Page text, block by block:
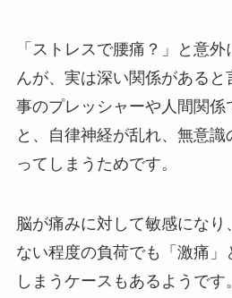
「ストレスで腰痛？」と意
んが、実は深い関係がある
事のプレッシャーや人間関係
と、自律神経が乱れ、無意識
ってしまうためです。
脳が痛みに対して敏感になり
ない程度の負荷でも「激痛」
しまうケースもあるようで